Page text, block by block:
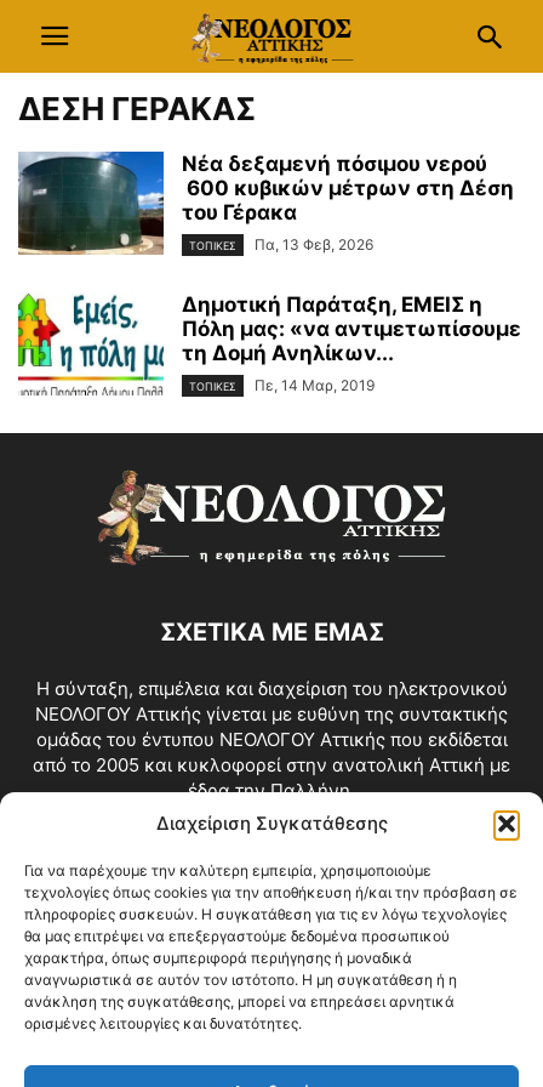
Διαχείριση Συγκατάθεσης
Για να παρέχουμε την καλύτερη εμπειρία, χρησιμοποιούμε
τεχνολογίες όπως cookies για την αποθήκευση ή/και την πρόσβαση σε
πληροφορίες συσκευών. Η συγκατάθεση για τις εν λόγω τεχνολογίες
θα μας επιτρέψει να επεξεργαστούμε δεδομένα προσωπικού
χαρακτήρα, όπως συμπεριφορά περιήγησης ή μοναδικά
αναγνωριστικά σε αυτόν τον ιστότοπο. Η μη συγκατάθεση ή η
ανάκληση της συγκατάθεσης, μπορεί να επηρεάσει αρνητικά
ορισμένες λειτουργίες και δυνατότητες.
ΔΕΣΗ ΓΕΡΑΚΑΣ
Νέα δεξαμενή πόσιμου νερού
600 κυβικών μέτρων στη Δέση
του Γέρακα
ΤΟΠΙΚΕΣ Πα, 13 Φεβ, 2026
Δημοτική Παράταξη, ΕΜΕΙΣ η
Πόλη μας: «να αντιμετωπίσουμε
τη Δομή Ανηλίκων...
ΤΟΠΙΚΕΣ Πε, 14 Μαρ, 2019
ΣΧΕΤΙΚΑ ΜΕ ΕΜΑΣ
Η σύνταξη, επιμέλεια και διαχείριση του ηλεκτρονικού
ΝΕΟΛΟΓΟΥ Αττικής γίνεται με ευθύνη της συντακτικής
ομάδας του έντυπου ΝΕΟΛΟΓΟΥ Αττικής που εκδίδεται
από το 2005 και κυκλοφορεί στην ανατολική Αττική με
έδρα την Παλλήνη.
Επικοινωνία:info@neologosattikis.gr
ΑΚΟΛΟΥΘΗΣΕ ΜΑΣ